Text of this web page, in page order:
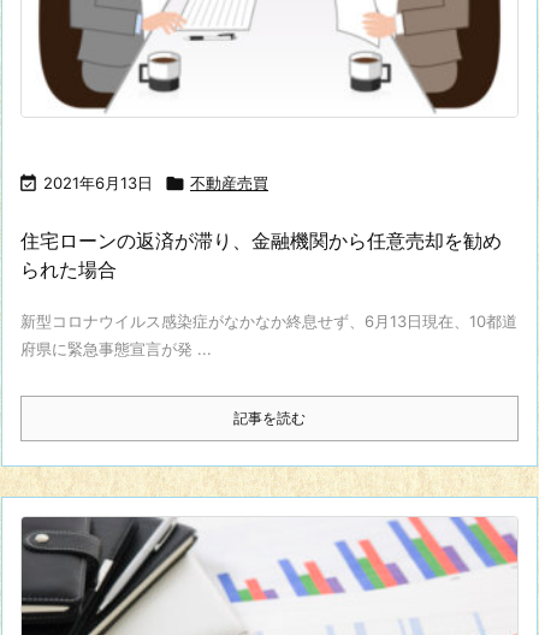
 2021年6月13日  不動産売買
住宅ローンの返済が滞り、金融機関から任意売却を勧め
られた場合
新型コロナウイルス感染症がなかなか終息せず、6月13日現在、10都道
府県に緊急事態宣言が発 ...
記事を読む